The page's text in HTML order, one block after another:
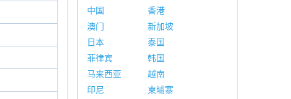
中国
香港
澳门
新加坡
日本
泰国
菲律宾
韩国
马来西亚
越南
印尼
柬埔寨